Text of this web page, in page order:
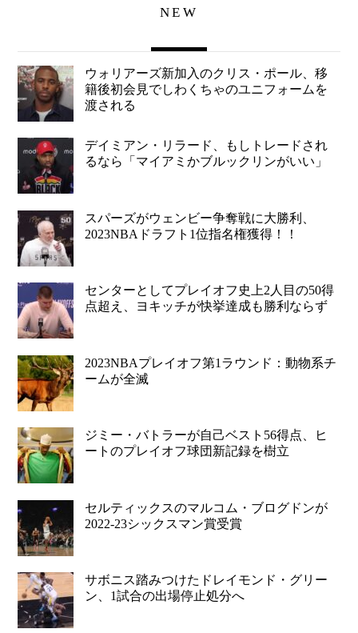
NEW
ウォリアーズ新加入のクリス・ポール、移
籍後初会見でしわくちゃのユニフォームを
渡される
デイミアン・リラード、もしトレードされ
るなら「マイアミかブルックリンがいい」
スパーズがウェンビー争奪戦に大勝利、
2023NBAドラフト1位指名権獲得！！
センターとしてプレイオフ史上2人目の50得
点超え、ヨキッチが快挙達成も勝利ならず
2023NBAプレイオフ第1ラウンド：動物系チ
ームが全滅
ジミー・バトラーが自己ベスト56得点、ヒ
ートのプレイオフ球団新記録を樹立
セルティックスのマルコム・ブログドンが
2022-23シックスマン賞受賞
サボニス踏みつけたドレイモンド・グリー
ン、1試合の出場停止処分へ